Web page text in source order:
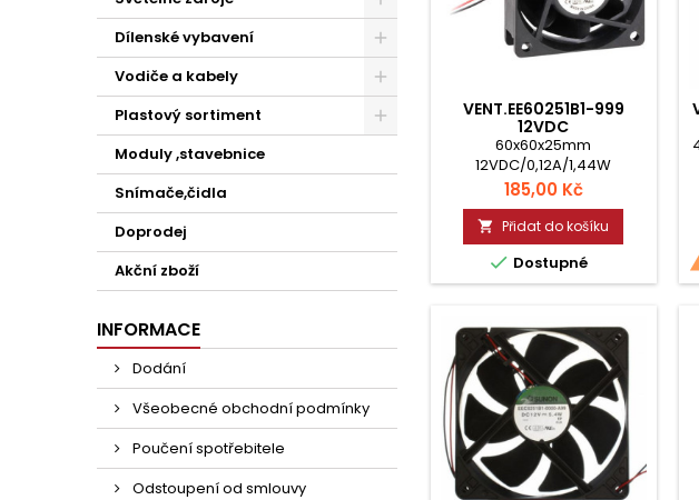
Dílenské vybavení
Vodiče a kabely
Plastový sortiment
Moduly ,stavebnice
Snímače,čidla
Doprodej
Akční zboží
INFORMACE
Dodání
Všeobecné obchodní podmínky
Poučení spotřebitele
Odstoupení od smlouvy
VENT.EE60251B1-999
12VDC
60x60x25mm
12VDC/0,12A/1,44W
39,93m3/h , 34,5dB 4500ot.
Kuličkové ložisko
Cena
185,00 Kč
 Přidat do košíku
 Dostupné